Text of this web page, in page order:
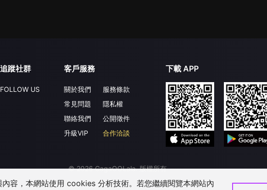
追蹤社群
FOLLOW US
客戶服務
關於我們
常見問題
聯絡我們
升級VIP
服務條款
隱私權
公開徵件
合作洽談
下載 APP
©2026 GagaOOLala.版權所有
容，本網站使用 cookies 分析技術。若您繼續閱覽本網站內